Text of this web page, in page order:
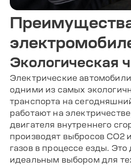
Экологическая
Электрические
одними из самых
транспорта на
работают на
двигателя внутреннего
производят выбросов CO2
газов в процессе езды. Это
идеальным выбором для